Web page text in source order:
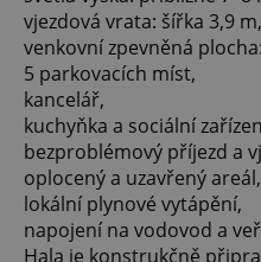
vjezdová vrata: šířka 3,9
venkovní zpevněná
5 parkovacích míst,
kancelář,
kuchyňka a sociální
bezproblémový příjezd a
oplocený a uzavřený areál,
lokální plynové vytápění,
napojení na vodovod a
Hala je konstrukčně